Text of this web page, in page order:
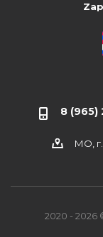
8 (965)
МО,
2020 - 2026